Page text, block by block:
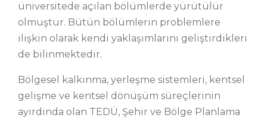
üniversitede açılan bölümlerde yürütülür
olmuştur. Bütün bölümlerin problemlere
ilişkin olarak kendi yaklaşımlarını geliştirdikleri
de bilinmektedir.
Bölgesel kalkınma, yerleşme sistemleri, kentsel
gelişme ve kentsel dönüşüm süreçlerinin
ayırdında olan TEDÜ, Şehir ve Bölge Planlama